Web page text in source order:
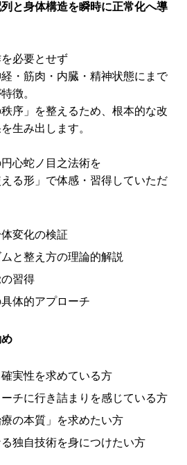
と身体構造を瞬時に正常化へ導
必要とせず
・筋肉・内臓・精神状態にまで
徴。
序」を整えるため、根本的な改
生み出します。
心蛇ノ目之法術を
る形」で体感・習得していただ
変化の検証
と整え方の理論的解説
習得
体的アプローチ
実性を求めている方
チに行き詰まりを感じている方
の本質」を求めたい方
独自技術を身につけたい方